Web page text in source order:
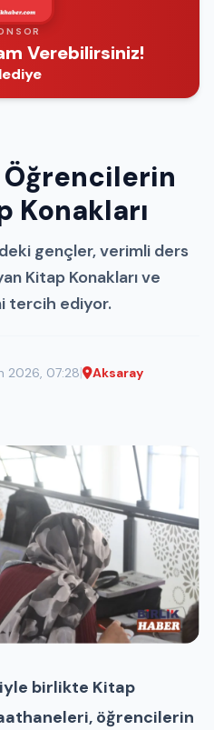
Verebilirsiniz!
Öğrencilerin
Konakları
gençler, verimli ders
Kitap Konakları ve
tercih ediyor.
2026, 07:28| Aksaray
birlikte Kitap
öğrencilerin